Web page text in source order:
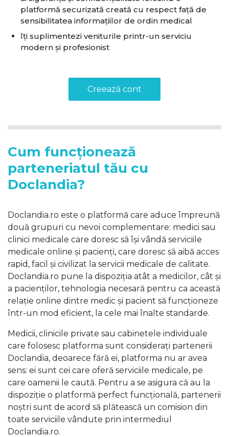
platformă securizată creată cu respect față de
sensibilitatea informațiilor de ordin medical
îți suplimentezi veniturile printr-un serviciu
modern și profesionist
Creează cont
Cum funcționează
parteneriatul tău cu
Doclandia?
Doclandia.ro este o platformă care aduce împreună
două grupuri cu nevoi complementare: medici sau
clinici medicale care doresc să își vândă serviciile
medicale online și pacienți, care doresc să aibă acces
rapid, facil și civilizat la servicii medicale de calitate.
Doclandia.ro pune la dispoziția atât a medicilor, cât și
a pacienților, tehnologia necesară pentru ca această
relație online dintre medic și pacient să funcționeze
într-un mod eficient, la cele mai înalte standarde.
Medicii, clinicile private sau cabinetele individuale
care folosesc platforma sunt considerați partenerii
Doclandia, deoarece fără ei, platforma nu ar avea
sens: ei sunt cei care oferă serviciile medicale, pe
care oamenii le caută. Pentru a se asigura că au la
dispoziție o platformă perfect funcțională, partenerii
noștri sunt de acord să plătească un comision din
toate serviciile vândute prin intermediul
Doclandia.ro.